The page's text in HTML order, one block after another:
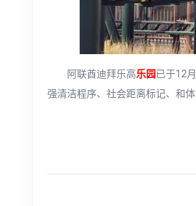
阿联酋迪拜乐高乐园已于12
强清洁程序、社会距离标记、和体